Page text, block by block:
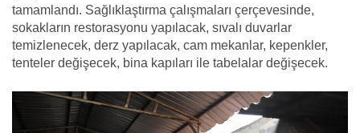
tamamlandı. Sağlıklaştırma çalışmaları çerçevesinde,
sokakların restorasyonu yapılacak, sıvalı duvarlar
temizlenecek, derz yapılacak, cam mekanlar, kepenkler,
tenteler değişecek, bina kapıları ile tabelalar değişecek.